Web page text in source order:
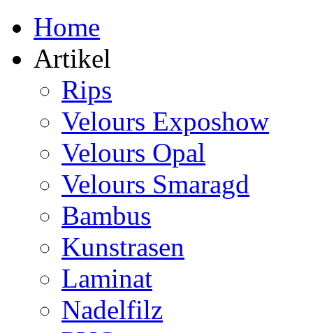
Home
Artikel
Rips
Velours Exposhow
Velours Opal
Velours Smaragd
Bambus
Kunstrasen
Laminat
Nadelfilz